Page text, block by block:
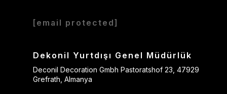
[email protected]
Dekonil Yurtdışı Genel Müdürlük
Deconil Decoration Gmbh Pastoratshof 23, 47929
Grefrath, Almanya